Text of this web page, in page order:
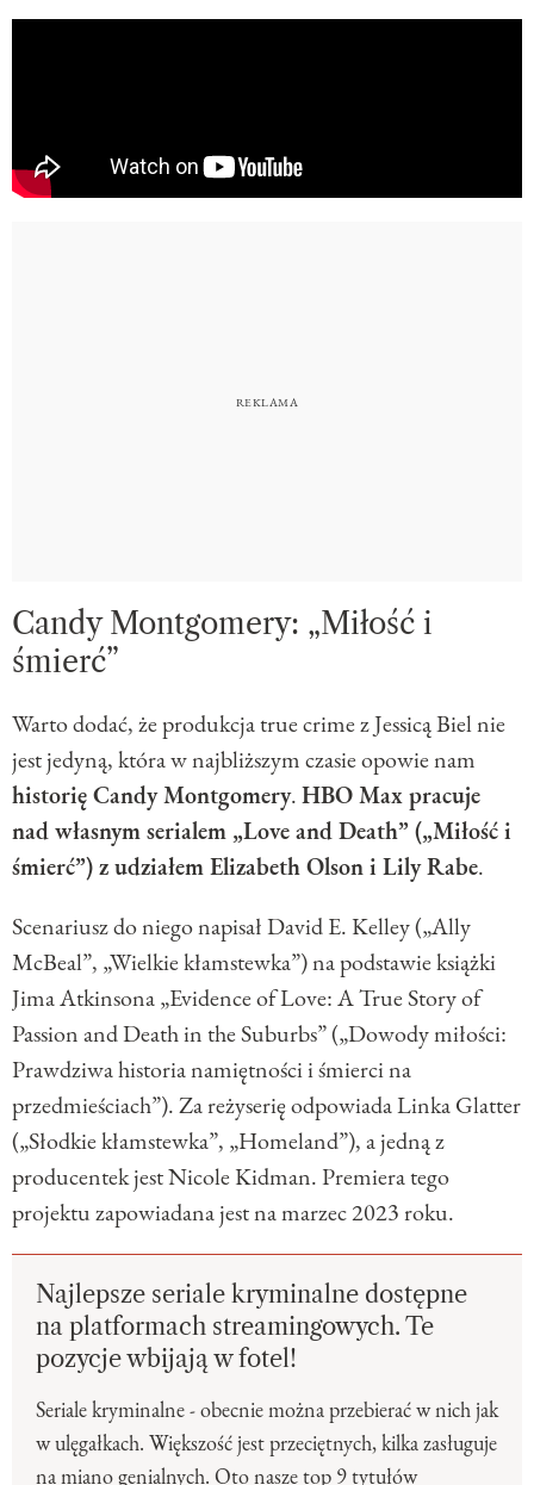
Candy Montgomery: „Miłość i
śmierć”
Warto dodać, że produkcja true crime z Jessicą Biel nie
jest jedyną, która w najbliższym czasie opowie nam
historię Candy Montgomery.HBO Max pracuje
nad własnym serialem „Love and Death” („Miłość i
śmierć”) z udziałem Elizabeth Olson i Lily Rabe.
Scenariusz do niego napisał David E. Kelley („Ally
McBeal”, „Wielkie kłamstewka”) na podstawie książki
Jima Atkinsona „Evidence of Love: A True Story of
Passion and Death in the Suburbs” („Dowody miłości:
Prawdziwa historia namiętności i śmierci na
przedmieściach”). Za reżyserię odpowiada Linka Glatter
(„Słodkie kłamstewka”, „Homeland”), a jedną z
producentek jest Nicole Kidman. Premiera tego
projektu zapowiadana jest na marzec 2023 roku.
Najlepsze seriale kryminalne dostępne
na platformach streamingowych. Te
pozycje wbijają w fotel!
Seriale kryminalne - obecnie można przebierać w nich jak
w ulęgałkach. Większość jest przeciętnych, kilka zasługuje
na miano genialnych. Oto nasze top 9 tytułów